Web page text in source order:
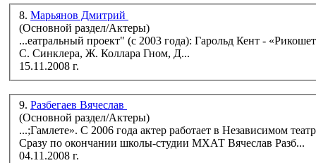
8. Марьянов Дмитрий
(Основной раздел/Актеры)
...еатральный проект" (с 2003 года): Гарольд Кент - «Рикошет» Э. Тейлора Барри - «Ladies’ Night. Только для женщин» Э. МакКартена,
С. Синклера, Ж. Коллара Гном, Д...
15.11.2008 г.
9. Разбегаев Вячеслав
(Основной раздел/Актеры)
...;Гамлете». С 2006 года актер работает в Независимом театральном проекте (Барри в спектакле «Ladies nigtht.Только для женщин»).
Сразу по окончании школы-студии МХАТ Вячеслав Разб...
04.11.2008 г.